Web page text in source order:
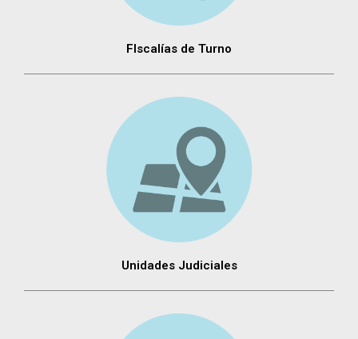
FIscalías de Turno
Unidades Judiciales